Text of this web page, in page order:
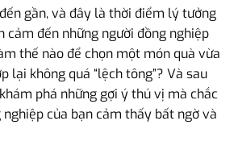
gần, và đây là thời điểm lý tưởng
cảm đến những người đồng nghiệp
thế nào để chọn một món quà vừa
lại không quá “lệch tông”? Và sau
phá những gợi ý thú vị mà chắc
nghiệp của bạn cảm thấy bất ngờ và